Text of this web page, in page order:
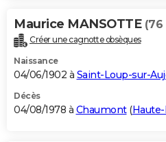
Maurice MANSOTTE (76
Créer une cagnotte obsèques
Naissance
04/06/1902 à Saint-Loup-sur-
Décès
04/08/1978 à Chaumont(